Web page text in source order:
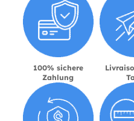
100% sichere
Zahlung